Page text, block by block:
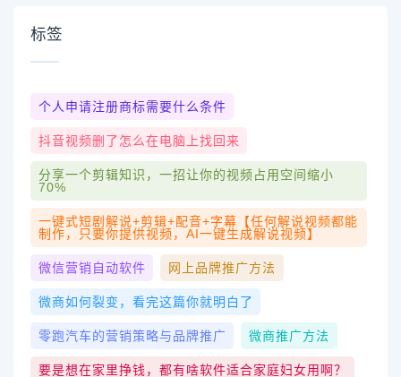
标签
个人申请注册商标需要什么条件
抖音视频删了怎么在电脑上找回来
分享一个剪辑知识，一招让你的视频占用空间缩小
70%
一键式短剧解说+剪辑+配音+字幕【任何解说视频都能
制作，只要你提供视频，AI一键生成解说视频】
微信营销自动软件 网上品牌推广方法
微商如何裂变，看完这篇你就明白了
零跑汽车的营销策略与品牌推广 微商推广方法
要是想在家里挣钱，都有啥软件适合家庭妇女用啊？